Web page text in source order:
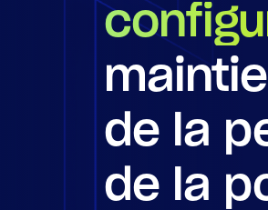
de la
de la